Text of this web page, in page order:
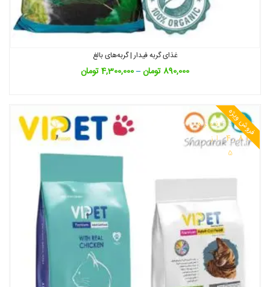
غذای گربه فیدار | گربه‌های بالغ
890,000تومان–
4,300,000تومان
فروش ویژه نمره
4.82از
5